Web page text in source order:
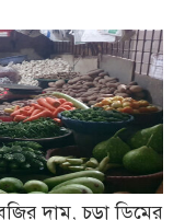
দাম, চড়া ডিমের